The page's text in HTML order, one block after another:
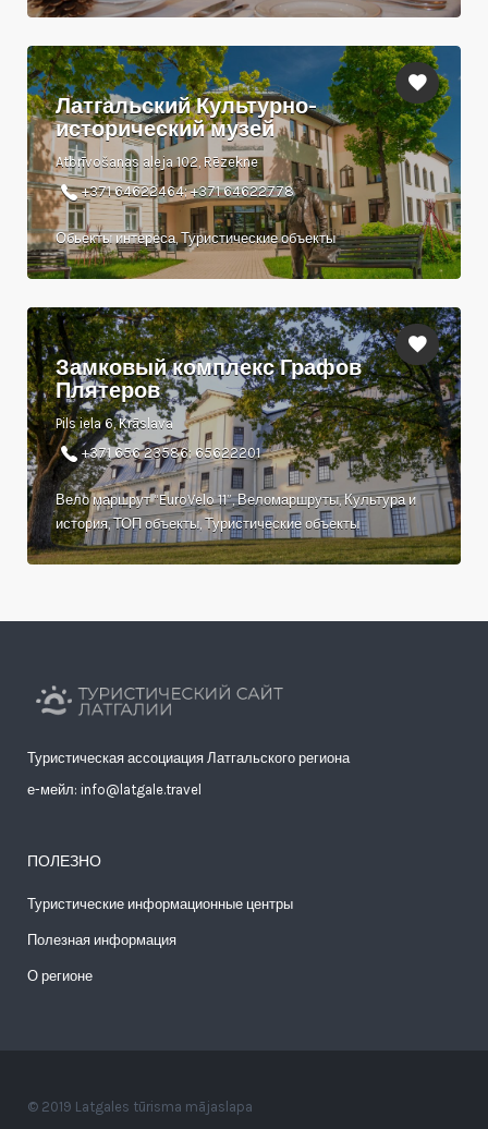
Латгальский Культурно-
исторический музей
Atbrīvošanas aleja 102, Rēzekne
+371 64622464; +371 64622778
Обьекты интереса, Туристические объекты
Замковый комплекс Графов
Плятеров
Pils iela 6, Krāslava
+371 656 23586; 65622201
Вело маршрут “EuroVelo 11”, Веломаршруты, Культура и
история, ТОП объекты, Туристические объекты
Туристическая ассоциация Латгальского региона
е-мейл: info@latgale.travel
ПОЛЕЗНО
Туристические информационные центры
Полезная информация
О регионе
© 2019 Latgales tūrisma mājaslapa